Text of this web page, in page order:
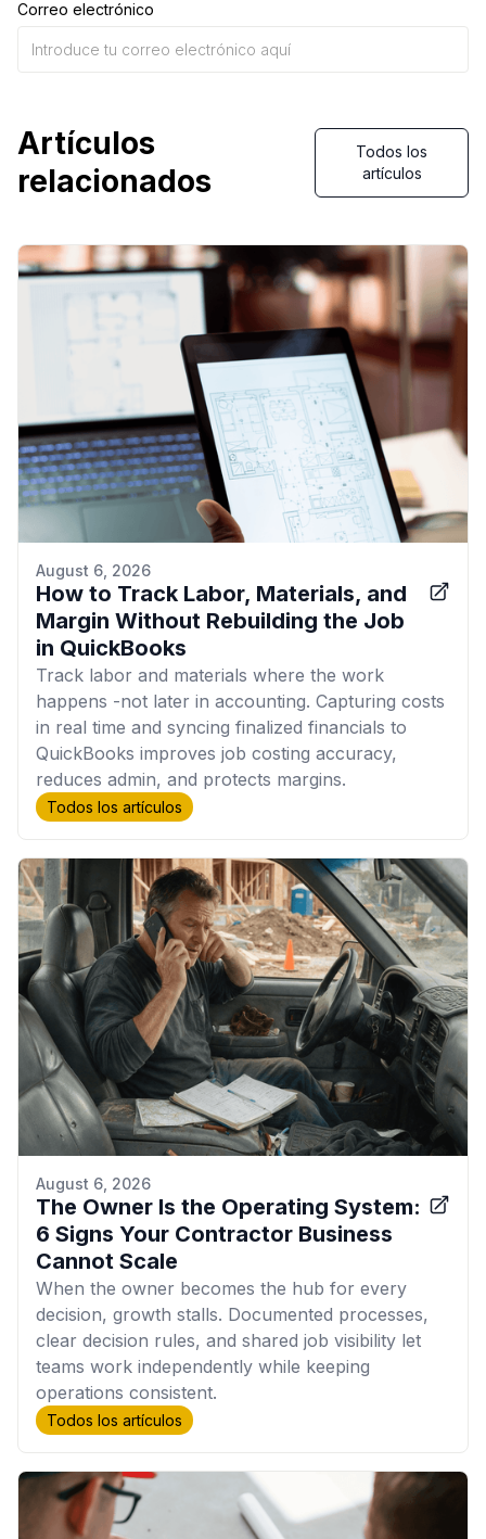
Correo electrónico
Artículos
relacionados
Todos los
artículos
August 6, 2026
How to Track Labor, Materials, and
Margin Without Rebuilding the Job
in QuickBooks
Track labor and materials where the work
happens -not later in accounting. Capturing costs
in real time and syncing finalized financials to
QuickBooks improves job costing accuracy,
reduces admin, and protects margins.
Todos los artículos
August 6, 2026
The Owner Is the Operating System:
6 Signs Your Contractor Business
Cannot Scale
When the owner becomes the hub for every
decision, growth stalls. Documented processes,
clear decision rules, and shared job visibility let
teams work independently while keeping
operations consistent.
Todos los artículos